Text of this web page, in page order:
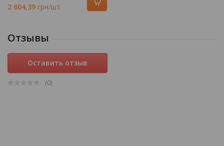
2 604,39 грн/шт
Отзывы
(0)
Оставить отзыв